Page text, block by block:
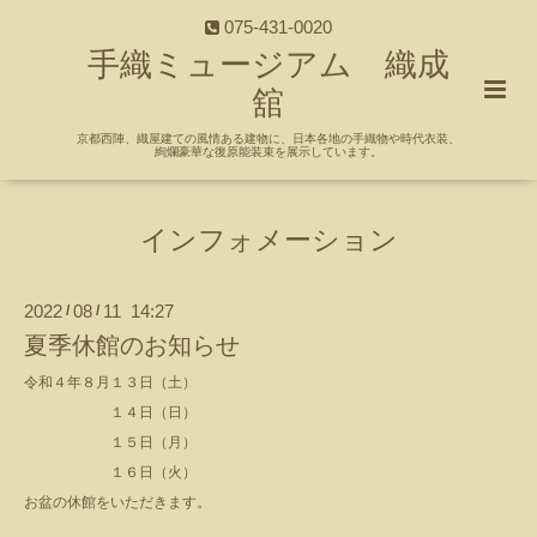
075-431-0020
手織ミュージアム 織成
舘
京都西陣、織屋建ての風情ある建物に、日本各地の手織物や時代衣装、
絢爛豪華な復原能装束を展示しています。
インフォメーション
2022 / 08 / 11 14:27
夏季休館のお知らせ
令和４年８月１３日（土）
１４日（日）
１５日（月）
１６日（火）
お盆の休館をいただきます。